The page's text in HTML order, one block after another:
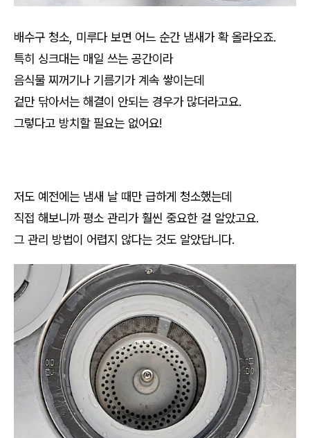
배수구 청소, 미루다 보면 어느 순간 냄새가 확 올라오죠.
특히 싱크대는 매일 쓰는 공간이라
음식물 찌꺼기나 기름기가 계속 쌓이는데
겉만 닦아서는 해결이 안되는 경우가 많더라고요.
그렇다고 방치할 필요는 없어요!
저도 예전에는 냄새 날 때만 급하게 청소했는데
직접 해보니까 평소 관리가 훨씬 중요한 걸 알았고요.
그 관리 방법이 어렵지 않다는 것도 알았답니다.